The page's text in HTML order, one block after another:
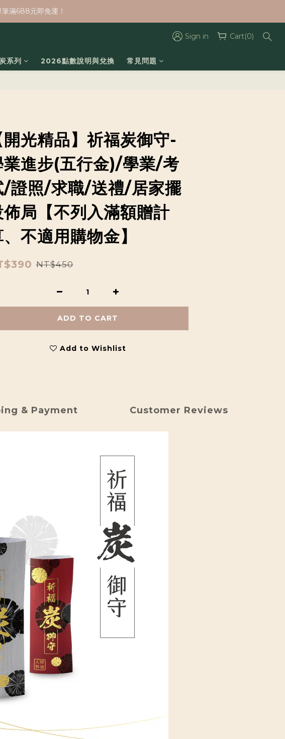
滿688元即免運！
Sign in Cart(0)
系列 2026點數說明與兌換 常見問題
開光精品】祈福炭御守-
業進步(五行金)/學業/考
/證照/求職/送禮/居家擺
佈局【不列入滿額贈計
不適用購物金】
NT$450
ADD TO CART
Add to Wishlist
& Payment Customer Reviews